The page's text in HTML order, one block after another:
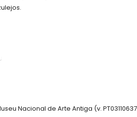
Nacional de Arte Antiga (v.